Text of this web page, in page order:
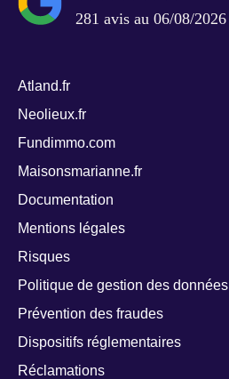
281 avis au 06/08/2026
Atland.fr
Neolieux.fr
Fundimmo.com
Maisonsmarianne.fr
Documentation
Mentions légales
Risques
Politique de gestion des données
Prévention des fraudes
Dispositifs réglementaires
Réclamations